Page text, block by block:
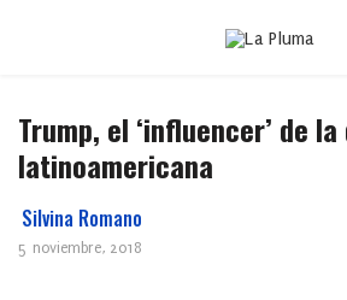
Trump, el ‘influencer’ de
latinoamericana
Silvina Romano
5 noviembre, 2018